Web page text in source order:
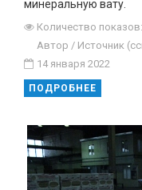
минеральную вату.
Количество
Автор / Источник
14 января 2022
ПОДРОБНЕЕ